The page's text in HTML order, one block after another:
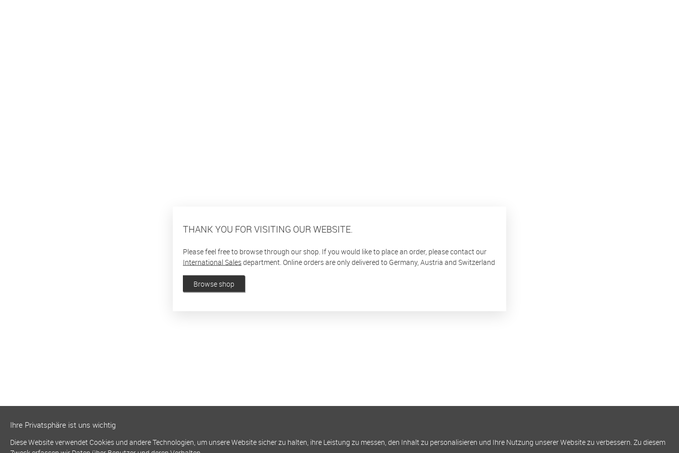
THANK YOU FOR VISITING OUR WEBSITE.
Please feel free to browse through our shop. If you would like to place an order, please contact our
International Salesdepartment. Online orders are only delivered to Germany, Austria and Switzerland
Browse shop
Ihre Privatsphäre ist uns wichtig
Diese Website verwendet Cookies und andere Technologien, um unsere Website sicher zu halten, ihre Leistung zu messen, den Inhalt zu personalisieren und Ihre Nutzung unserer Website zu verbessern. Zu diesem